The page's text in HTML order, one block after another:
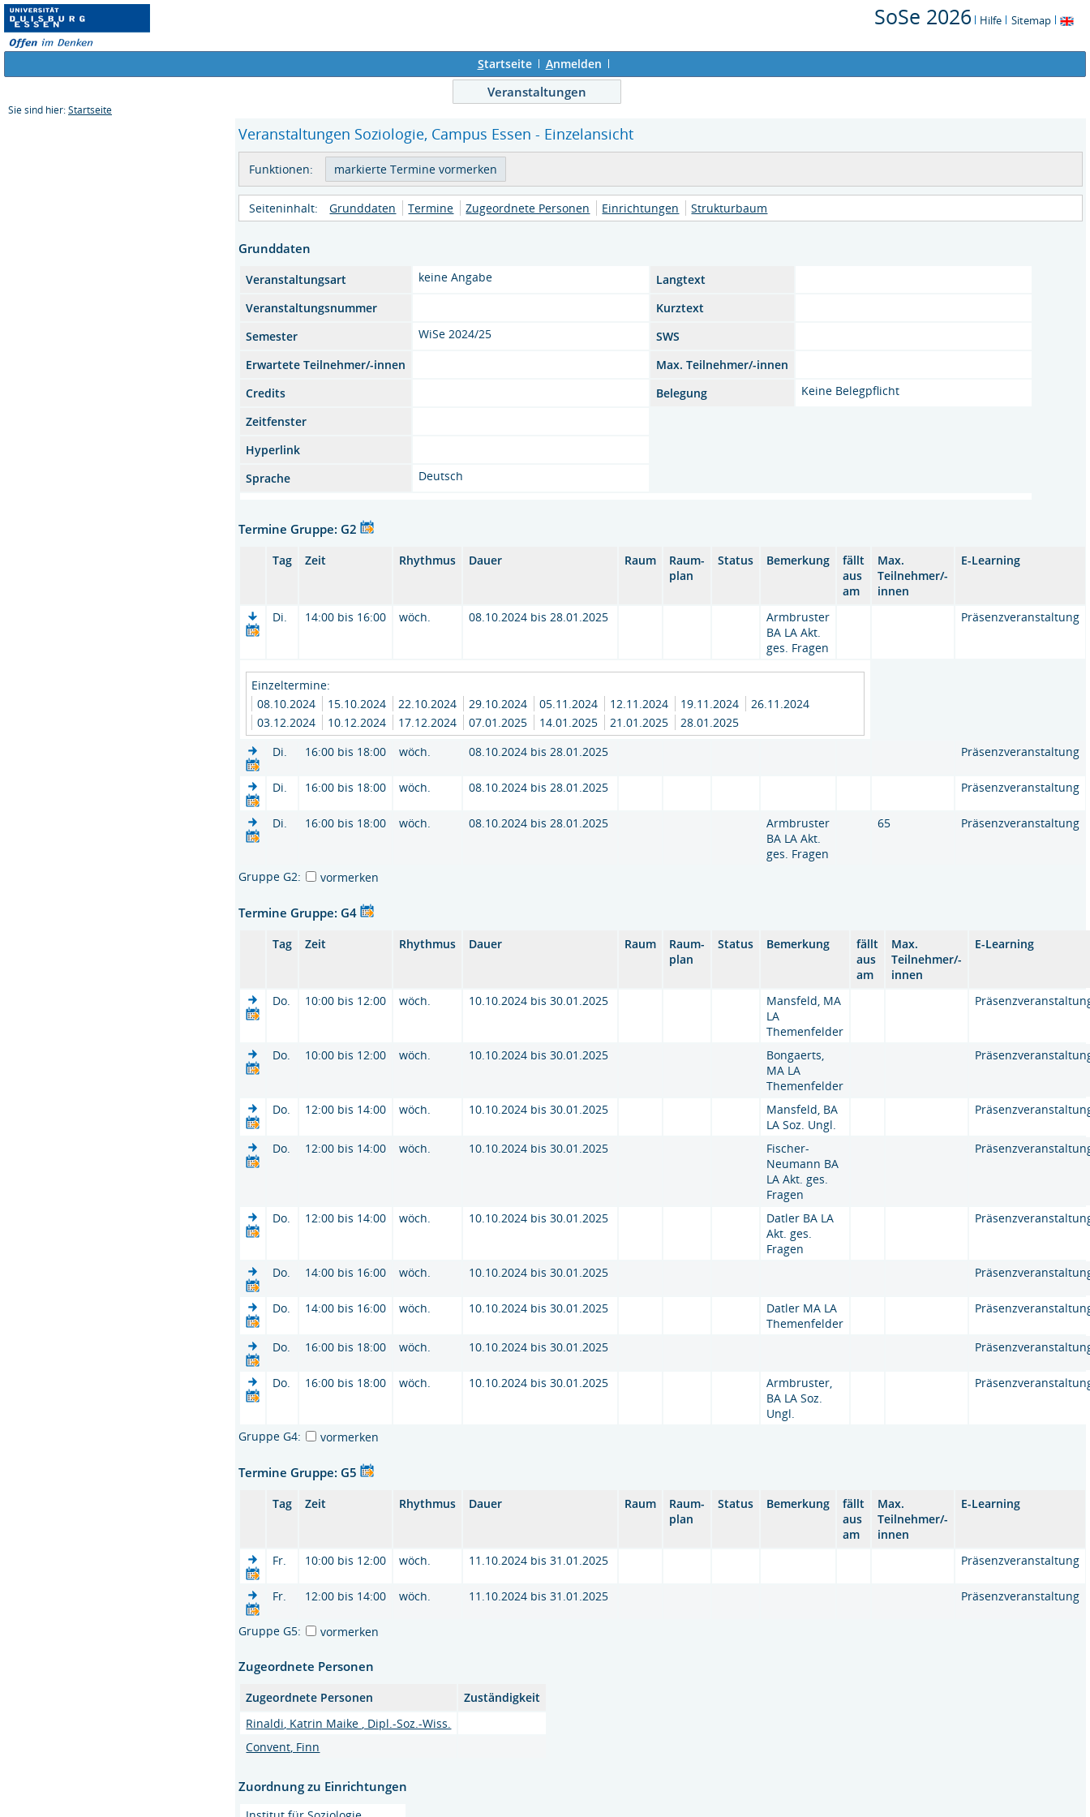
SoSe 2026 Hilfe Sitemap
Startseite Anmelden
Veranstaltungen
Sie sind hier: Startseite
Veranstaltungen Soziologie, Campus Essen - Einzelansicht
Funktionen:
Seiteninhalt: Grunddaten Termine Zugeordnete Personen Einrichtungen Strukturbaum
Grunddaten
Veranstaltungsart keine Angabe
Langtext
Veranstaltungsnummer
Kurztext
Semester
WiSe 2024/25
SWS
Erwartete Teilnehmer/-innen
Max. Teilnehmer/-innen
Credits
Belegung
Keine Belegpflicht
Zeitfenster
Hyperlink
Sprache
Deutsch
Termine Gruppe: G2
Tag Zeit Rhythmus Dauer Raum
Raum-
plan
Status Bemerkung
fällt
aus
am
Max.
Teilnehmer/-
innen
E-Learning
Di. 14:00 bis 16:00 wöch. 08.10.2024 bis 28.01.2025
Armbruster
BA LA Akt.
ges. Fragen
Präsenzveranstaltung
Einzeltermine:
08.10.2024
15.10.2024 22.10.2024 29.10.2024 05.11.2024 12.11.2024 19.11.2024
26.11.2024
03.12.2024
10.12.2024 17.12.2024 07.01.2025 14.01.2025 21.01.2025
28.01.2025
Di.
16:00 bis 18:00 wöch. 08.10.2024 bis 28.01.2025 Präsenzveranstaltung
Di. 16:00 bis 18:00 wöch. 08.10.2024 bis 28.01.2025 Präsenzveranstaltung
Di. 16:00 bis 18:00 wöch. 08.10.2024 bis 28.01.2025
Armbruster
BA LA Akt.
ges. Fragen
65 Präsenzveranstaltung
Gruppe G2: vormerken
Termine Gruppe: G4
Tag Zeit Rhythmus Dauer Raum
Raum-
plan
Status Bemerkung
fällt
aus
am
Max.
Teilnehmer/-
innen
E-Learning
Do. 10:00 bis 12:00 wöch. 10.10.2024 bis 30.01.2025
Mansfeld, MA
LA
Themenfelder
Do. 10:00 bis 12:00 wöch. 10.10.2024 bis 30.01.2025
Bongaerts,
MA LA
Themenfelder
Do. 12:00 bis 14:00 wöch. 10.10.2024 bis 30.01.2025
Mansfeld, BA
LA Soz. Ungl.
Do. 12:00 bis 14:00 wöch. 10.10.2024 bis 30.01.2025
Fischer-
Neumann BA
LA Akt. ges.
Fragen
Do. 12:00 bis 14:00 wöch. 10.10.2024 bis 30.01.2025
Datler BA LA
Akt. ges.
Fragen
Do. 14:00 bis 16:00 wöch. 10.10.2024 bis 30.01.2025
Do. 14:00 bis 16:00 wöch. 10.10.2024 bis 30.01.2025
Datler MA LA
Themenfelder
Do. 16:00 bis 18:00 wöch. 10.10.2024 bis 30.01.2025
Do. 16:00 bis 18:00 wöch. 10.10.2024 bis 30.01.2025
Armbruster,
BA LA Soz.
Ungl.
Gruppe G4: vormerken
Termine Gruppe: G5
Tag Zeit Rhythmus Dauer Raum
Raum-
plan
Status Bemerkung
fällt
aus
am
Max.
Teilnehmer/-
innen
E-Learning
Fr. 10:00 bis 12:00 wöch. 11.10.2024 bis 31.01.2025 Präsenzveranstaltung
Fr. 12:00 bis 14:00 wöch. 11.10.2024 bis 31.01.2025 Präsenzveranstaltung
Gruppe G5: vormerken
Zugeordnete Personen
Zugeordnete Personen
Zuständigkeit
Rinaldi, Katrin Maike , Dipl.-Soz.-Wiss.
Convent, Finn
Zuordnung zu Einrichtungen